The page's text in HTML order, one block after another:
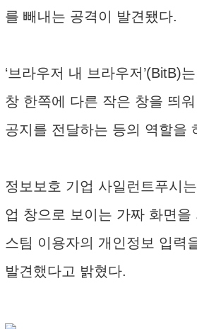
를 빼내는 공격이 발견됐다.
‘브라우저 내 브라우저’(BitB)
창 한쪽에 다른 작은 창을 띄
공지를 전달하는 등의 역할을
정보보호 기업 사일런트푸시
업 창으로 보이는 가짜 화면을
스팀 이용자의 개인정보 입력
발견했다고 밝혔다.